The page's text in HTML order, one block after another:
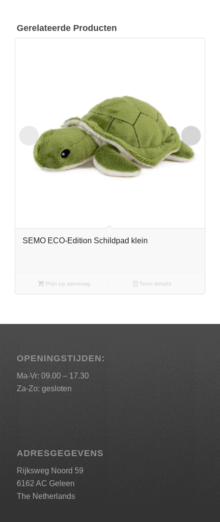
Gerelateerde Producten
SEMO ECO-Edition Schildpad klein
Prijs op aanvraag Toon details
OPENINGSTIJDEN:
Ma-Vr: 09.00 – 17.30
Za-Zo: gesloten
ADRESGEGEVENS
Rijksweg Noord 59
6162 AC Geleen
The Netherlands